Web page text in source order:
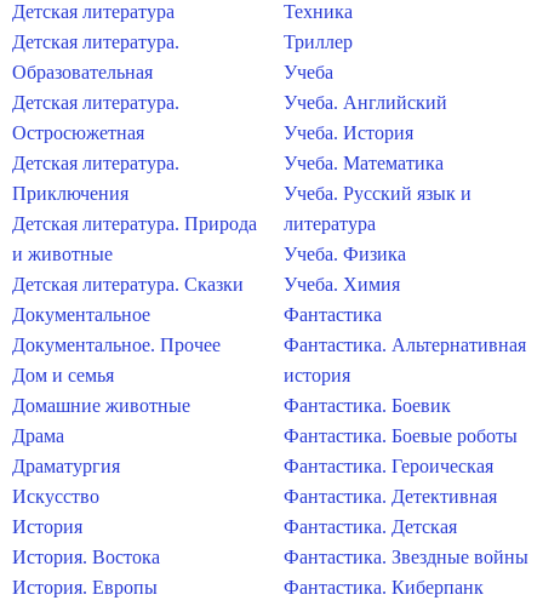
Детская литература
Детская литература.
Образовательная
Детская литература.
Остросюжетная
Детская литература.
Приключения
Детская литература. Природа
и животные
Детская литература. Сказки
Документальное
Документальное. Прочее
Дом и семья
Домашние животные
Драма
Драматургия
Искусство
История
История. Востока
История. Европы
Техника
Триллер
Учеба
Учеба. Английский
Учеба. История
Учеба. Математика
Учеба. Русский язык и
литература
Учеба. Физика
Учеба. Химия
Фантастика
Фантастика. Альтернативная
история
Фантастика. Боевик
Фантастика. Боевые роботы
Фантастика. Героическая
Фантастика. Детективная
Фантастика. Детская
Фантастика. Звездные войны
Фантастика. Киберпанк